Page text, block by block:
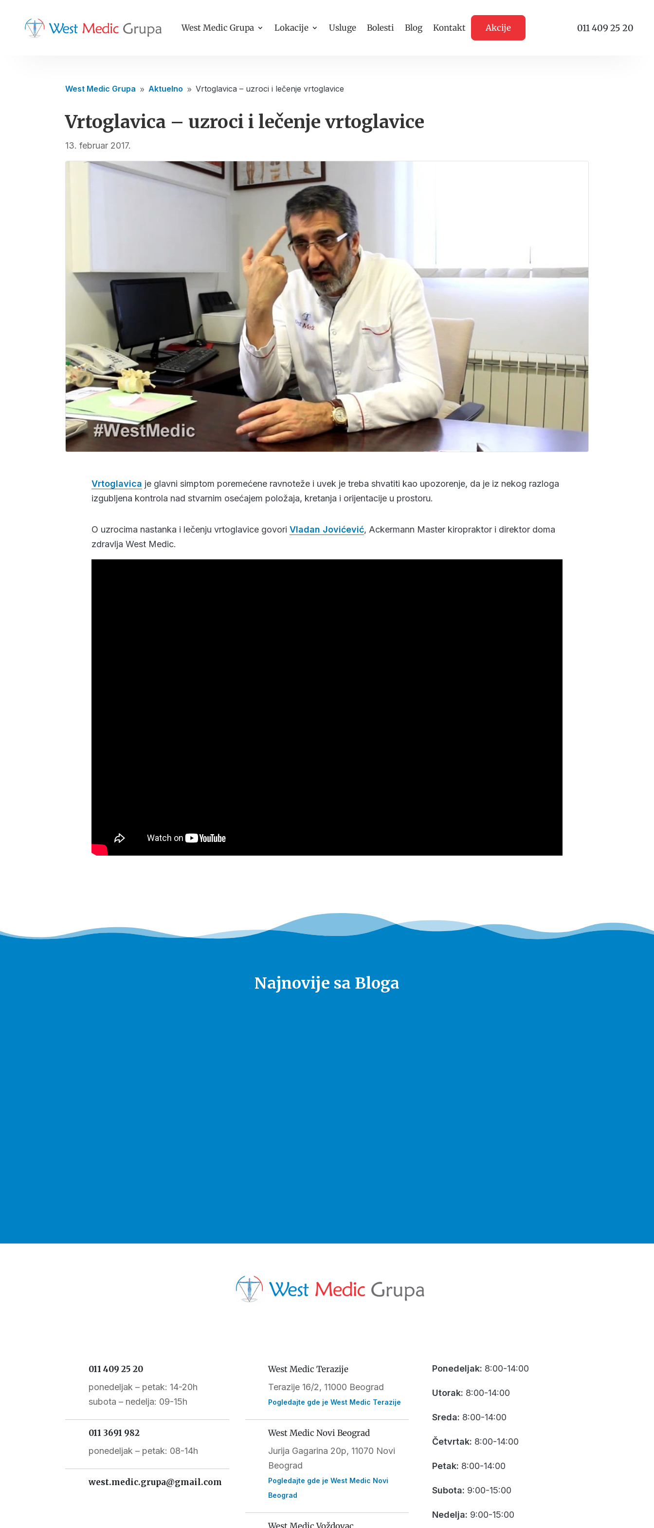
West Medic Grupa Lokacije Usluge Bolesti Blog Kontakt Akcije 011 409 25 20
West Medic Grupa 9 Aktuelno 9 Vrtoglavica – uzroci i lečenje vrtoglavice
Vrtoglavica – uzroci i lečenje vrtoglavice
13. februar 2017.
Vrtoglavica je glavni simptom poremećene ravnoteže i uvek je treba shvatiti kao upozorenje, da je iz nekog razloga
izgubljena kontrola nad stvarnim osećajem položaja, kretanja i orijentacije u prostoru.
O uzrocima nastanka i lečenju vrtoglavice govoriVladan Jovićević, Ackermann Master kiropraktor i direktor doma
zdravlja West Medic.
Najnovije sa Bloga
011 409 25 20
ponedeljak – petak: 14-20h
subota – nedelja: 09-15h
011 3691 982
ponedeljak – petak: 08-14h
west.medic.grupa@gmail.com
West Medic Terazije
Terazije 16/2, 11000 Beograd
Pogledajte gde je West Medic Terazije
West Medic Novi Beograd
Jurija Gagarina 20p, 11070 Novi
Beograd
Pogledajte gde je West Medic Novi
Beograd
Ponedeljak: 8:00-14:00
Utorak: 8:00-14:00
Sreda: 8:00-14:00
Četvrtak: 8:00-14:00
Petak: 8:00-14:00
Subota: 9:00-15:00
Nedelja: 9:00-15:00